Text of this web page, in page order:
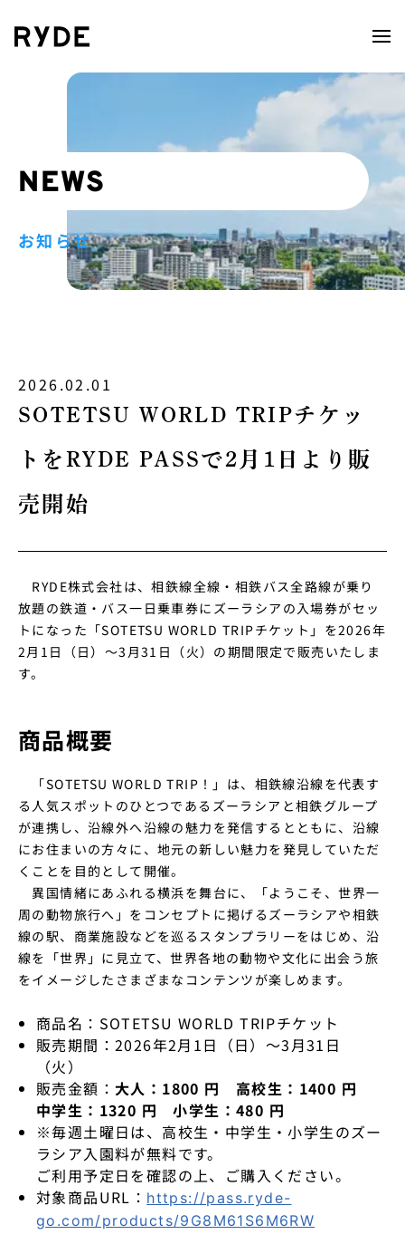
NEWS
お知らせ
2026.02.01
SOTETSU WORLD TRIPチケッ
トをRYDE PASSで2月1日より販
売開始
RYDE株式会社は、相鉄線全線・相鉄バス全路線が乗り
放題の鉄道・バス一日乗車券にズーラシアの入場券がセッ
トになった 「SOTETSU WORLD TRIPチケット 」を2026年
2月1日（日）～3月31日（火）の期間限定で販売いたしま
す。
商品概要
「SOTETSU WORLD TRIP！」は、相鉄線沿線を代表す
る人気スポットのひとつであるズーラシアと相鉄グループ
が連携し、沿線外へ沿線の魅力を発信するとともに、沿線
にお住まいの方々に、地元の新しい魅力を発見していただ
くことを目的として開催。
異国情緒にあふれる横浜を舞台に、「ようこそ、世界一
周の動物旅行へ」をコンセプトに掲げるズーラシアや相鉄
線の駅、商業施設などを巡るスタンプラリーをはじめ、沿
線を「世界」に見立て、世界各地の動物や文化に出会う旅
をイメージしたさまざまなコンテンツが楽しめます。
商品名： SOTETSU WORLD TRIPチケット
販売期間： 2026年2月1日（日）～3月31日
（火）
販売金額： 大人：1800 円 高校生：1400 円
中学生：1320 円 小学生：480 円
※毎週土曜日は、高校生・中学生・小学生のズー
ラシア入園料が無料です。
ご利用予定日を確認の上、ご購入ください。
対象商品URL： https://pass.ryde-
go.com/products/9G8M61S6M6RW